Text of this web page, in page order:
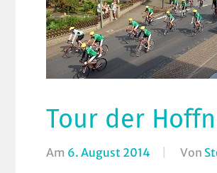
Tour der
Am 6. August 2014 Von